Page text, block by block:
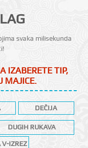
svaka milisekunda
IZABERETE TIP,
MAJICE.
DEČIJA
DUGIH RUKAVA
V-IZREZ